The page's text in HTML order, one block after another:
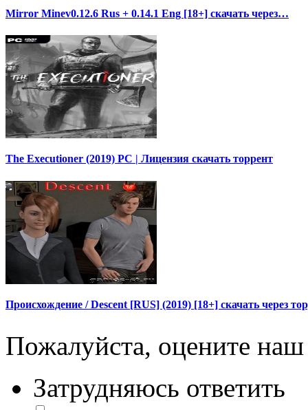
Mirror Minev0.12.6 Rus + 0.14.1 Eng [18+] скачать через…
The Executioner (2019) PC | Лицензия скачать торрент
Происхождение / Descent [RUS] (2019) [18+] скачать через
Пожалуйста, оцените наш
Затрудняюсь ответить